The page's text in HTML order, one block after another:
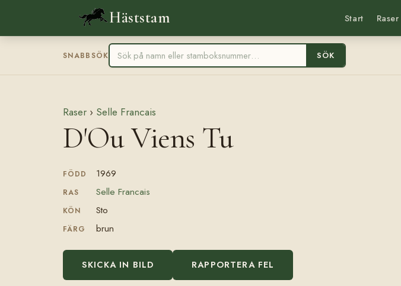
Häststam Start Raser
SNABBSÖK SÖK
Raser › Selle Francais
D'Ou Viens Tu
FÖDD 1969
RAS Selle Francais
KÖN Sto
FÄRG brun
SKICKA IN BILD RAPPORTERA FEL